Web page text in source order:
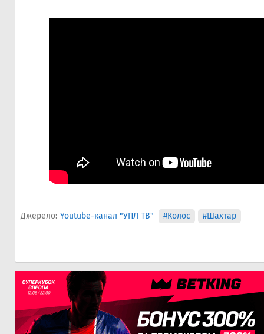
Джерело: Youtube-канал "УПЛ ТВ" #Колос #Шахтар